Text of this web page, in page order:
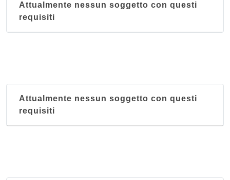
Attualmente nessun soggetto con questi
requisiti
Attualmente nessun soggetto con questi
requisiti